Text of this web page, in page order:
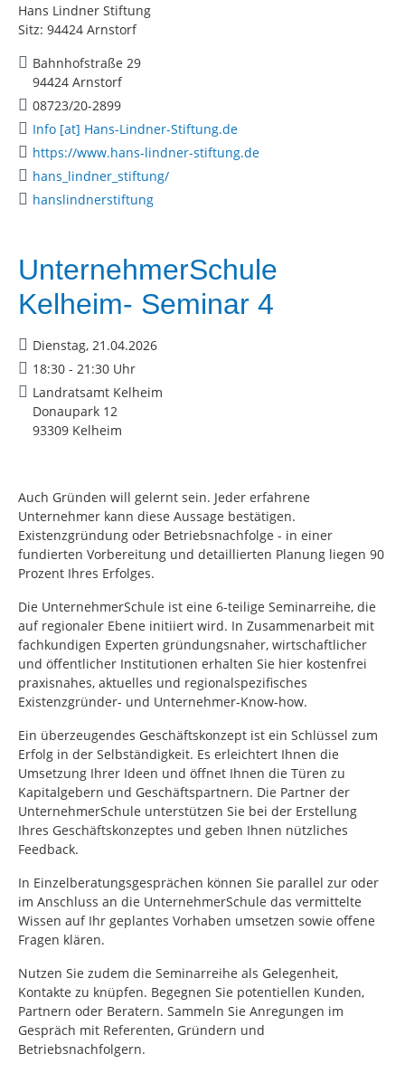
Hans Lindner Stiftung
Sitz: 94424 Arnstorf
Bahnhofstraße 29
94424 Arnstorf
08723/20-2899
Info [at] Hans-Lindner-Stiftung.de
https://www.hans-lindner-stiftung.de
hans_lindner_stiftung/
hanslindnerstiftung
UnternehmerSchule
Kelheim- Seminar 4
Dienstag, 21.04.2026
18:30 - 21:30 Uhr
Landratsamt Kelheim
Donaupark 12
93309 Kelheim
Auch Gründen will gelernt sein. Jeder erfahrene
Unternehmer kann diese Aussage bestätigen.
Existenzgründung oder Betriebsnachfolge - in einer
fundierten Vorbereitung und detaillierten Planung liegen 90
Prozent Ihres Erfolges.
Die UnternehmerSchule ist eine 6-teilige Seminarreihe, die
auf regionaler Ebene initiiert wird. In Zusammenarbeit mit
fachkundigen Experten gründungsnaher, wirtschaftlicher
und öffentlicher Institutionen erhalten Sie hier kostenfrei
praxisnahes, aktuelles und regionalspezifisches
Existenzgründer- und Unternehmer-Know-how.
Ein überzeugendes Geschäftskonzept ist ein Schlüssel zum
Erfolg in der Selbständigkeit. Es erleichtert Ihnen die
Umsetzung Ihrer Ideen und öffnet Ihnen die Türen zu
Kapitalgebern und Geschäftspartnern. Die Partner der
UnternehmerSchule unterstützen Sie bei der Erstellung
Ihres Geschäftskonzeptes und geben Ihnen nützliches
Feedback.
In Einzelberatungsgesprächen können Sie parallel zur oder
im Anschluss an die UnternehmerSchule das vermittelte
Wissen auf Ihr geplantes Vorhaben umsetzen sowie offene
Fragen klären.
Nutzen Sie zudem die Seminarreihe als Gelegenheit,
Kontakte zu knüpfen. Begegnen Sie potentiellen Kunden,
Partnern oder Beratern. Sammeln Sie Anregungen im
Gespräch mit Referenten, Gründern und
Betriebsnachfolgern.